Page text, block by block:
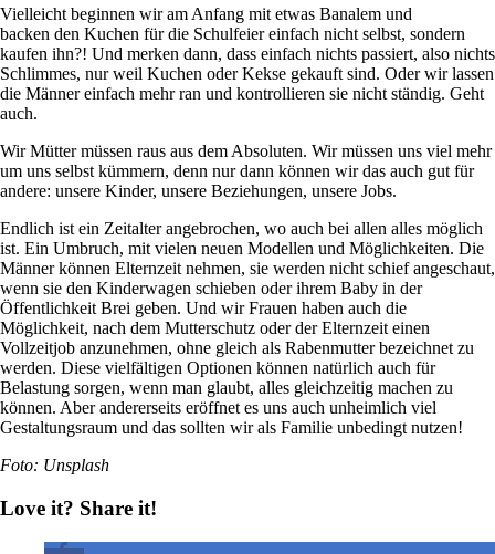
Vielleicht beginnen wir am Anfang mit etwas Banalem und
backen den Kuchen für die Schulfeier einfach nicht selbst, sondern
kaufen ihn?! Und merken dann, dass einfach nichts passiert, also nichts
Schlimmes, nur weil Kuchen oder Kekse gekauft sind. Oder wir lassen
die Männer einfach mehr ran und kontrollieren sie nicht ständig. Geht
auch.
Wir Mütter müssen raus aus dem Absoluten. Wir müssen uns viel mehr
um uns selbst kümmern, denn nur dann können wir das auch gut für
andere: unsere Kinder, unsere Beziehungen, unsere Jobs.
Endlich ist ein Zeitalter angebrochen, wo auch bei allen alles möglich
ist. Ein Umbruch, mit vielen neuen Modellen und Möglichkeiten. Die
Männer können Elternzeit nehmen, sie werden nicht schief angeschaut,
wenn sie den Kinderwagen schieben oder ihrem Baby in der
Öffentlichkeit Brei geben. Und wir Frauen haben auch die
Möglichkeit, nach dem Mutterschutz oder der Elternzeit einen
Vollzeitjob anzunehmen, ohne gleich als Rabenmutter bezeichnet zu
werden. Diese vielfältigen Optionen können natürlich auch für
Belastung sorgen, wenn man glaubt, alles gleichzeitig machen zu
können. Aber andererseits eröffnet es uns auch unheimlich viel
Gestaltungsraum und das sollten wir als Familie unbedingt nutzen!
Foto: Unsplash
Love it? Share it!